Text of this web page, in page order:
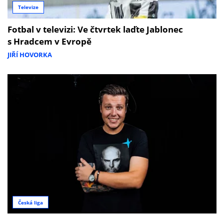
Televize
Fotbal v televizi: Ve čtvrtek laďte Jablonec
s Hradcem v Evropě
JIŘÍ HOVORKA
Česká liga